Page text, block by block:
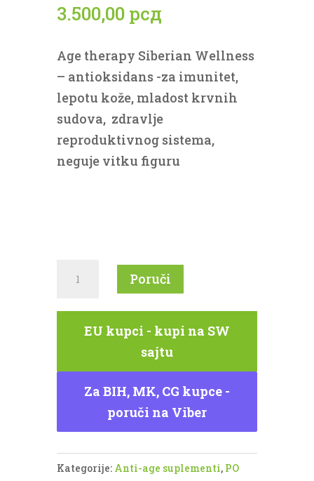
3.500,00 рсд
Age therapy Siberian Wellness
– antioksidans -za imunitet,
lepotu kože, mladost krvnih
sudova, zdravlje
reproduktivnog sistema,
neguje vitku figuru
Siberian
Wellness
kapsula)
količina
Poruči
EU kupci - kupi na SW
sajtu
Za BIH, MK, CG kupce -
poruči na Viber
Kategorije: Anti-age suplementi, PO